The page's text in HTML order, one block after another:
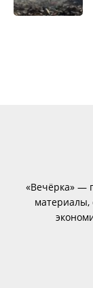
«Вечёрка» —